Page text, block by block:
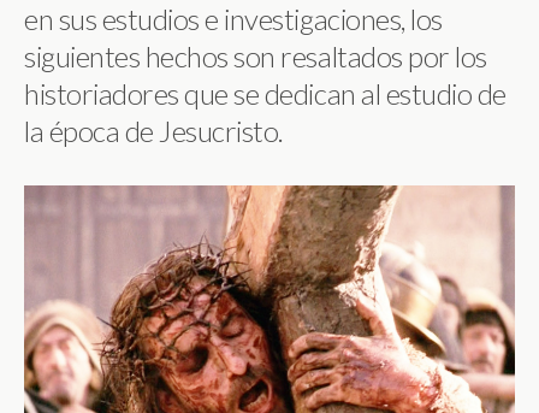
en sus estudios e investigaciones, los
siguientes hechos son resaltados por los
historiadores que se dedican al estudio de
la época de Jesucristo.